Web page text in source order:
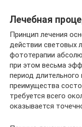
Лечебная
Принцип лечения
действии световых
фототерапии
при этом весьма
период
преимущества
требуется всего
оказывается